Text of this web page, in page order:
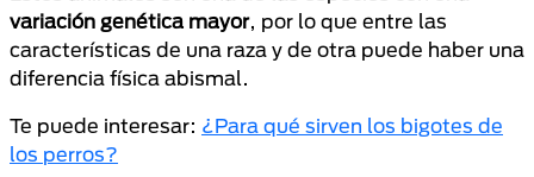
variación genética mayor, por lo que entre las
características de una raza y de otra puede haber una
diferencia física abismal.
Te puede interesar: ¿Para qué sirven los bigotes de
los perros?